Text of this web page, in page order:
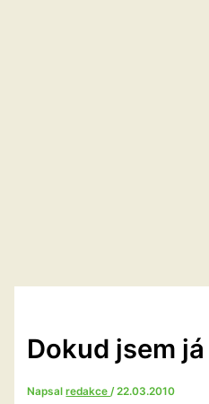
Dokud jsem
Napsalredakce/22.03.2010